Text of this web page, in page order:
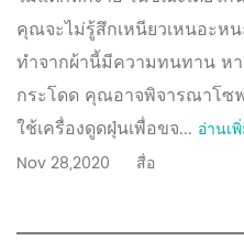
คุณจะไม่รู้สึกเหนียวเหนอะห
ทำจากผ้านี้มีความทนทาน ห
กระโดด คุณอาจพิจารณาโซ
ใช้เครื่องดูดฝุ่นเพื่อขจ... อ่านเ
Nov 28,2020
สื่อ